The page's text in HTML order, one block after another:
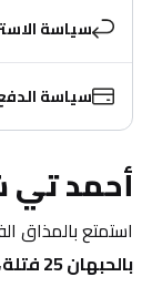
سياسة
سياسة
أحمد تي
استمتع بالمذاق
بالحبهان 25 فتلة